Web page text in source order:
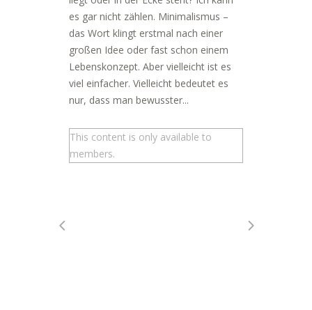
es gar nicht zählen. Minimalismus –
das Wort klingt erstmal nach einer
großen Idee oder fast schon einem
Lebenskonzept. Aber vielleicht ist es
viel einfacher. Vielleicht bedeutet es
nur, dass man bewusster...
This content is only available to
members.